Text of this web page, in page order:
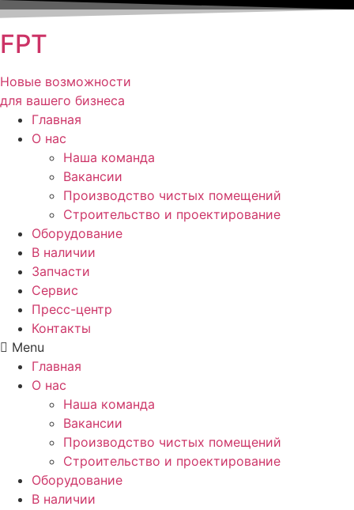
FPT
Новые возможности
для вашего бизнеса
Главная
О нас
Наша команда
Вакансии
Производство чистых помещений
Строительство и проектирование
Оборудование
В наличии
Запчасти
Сервис
Пресс-центр
Контакты
Menu
Главная
О нас
Наша команда
Вакансии
Производство чистых помещений
Строительство и проектирование
Оборудование
В наличии